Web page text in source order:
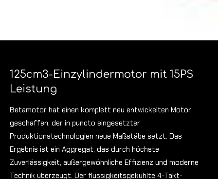
125cm3-Einzylindermotor mit 15PS
Leistung
Betamotor hat einen komplett neu entwickelten Motor
geschaffen, der in puncto eingesetzter
Produktionstechnologien neue Maßstäbe setzt. Das
Ergebnis ist ein Aggregat, das durch höchste
Zuverlässigkeit, außergewöhnliche Effizienz und moderne
Technik überzeugt. Der flüssigkeitsgekühlte 4-Takt-